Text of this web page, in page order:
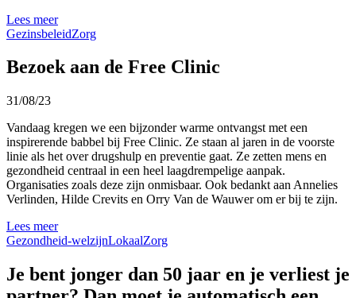
Lees meer
GezinsbeleidZorg
Bezoek aan de Free Clinic
31/08/23
Vandaag kregen we een bijzonder warme ontvangst met een
inspirerende babbel bij Free Clinic. Ze staan al jaren in de voorste
linie als het over drugshulp en preventie gaat. Ze zetten mens en
gezondheid centraal in een heel laagdrempelige aanpak.
Organisaties zoals deze zijn onmisbaar. Ook bedankt aan Annelies
Verlinden, Hilde Crevits en Orry Van de Wauwer om er bij te zijn.
Lees meer
Gezondheid-welzijnLokaalZorg
Je bent jonger dan 50 jaar en je verliest je